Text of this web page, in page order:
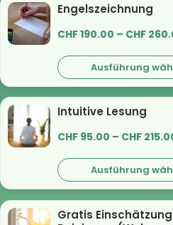
Engelszeichnung
CHF190.00 – CHF
Ausführung
Intuitive Lesung
CHF 95.00 – CHF
Ausführung
Gratis